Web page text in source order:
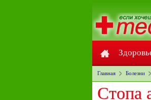
Главная Болезни
Стопа